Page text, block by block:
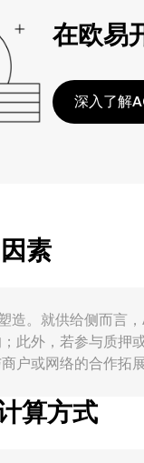
在欧易
深入了解
素
造。就供给侧而言
此外，若参与质押
户或网络的合作拓
等 ACH 在 KZT
会改变 ACH 的使
算方式